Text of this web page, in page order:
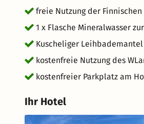
freie Nutzung der
1 x Flasche Mineralwasser
Kuscheliger Leihbademantel
kostenfreie Nutzung des
kostenfreier Parkplatz am
Ihr Hotel